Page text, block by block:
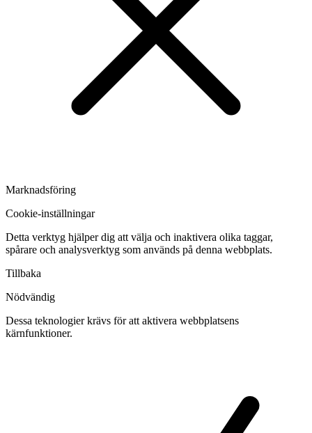
Marknadsföring
Cookie-inställningar
Detta verktyg hjälper dig att välja och inaktivera olika taggar,
spårare och analysverktyg som används på denna webbplats.
Tillbaka
Nödvändig
Dessa teknologier krävs för att aktivera webbplatsens
kärnfunktioner.